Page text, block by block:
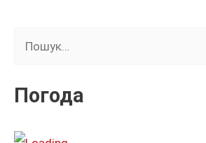
к
т
Погода